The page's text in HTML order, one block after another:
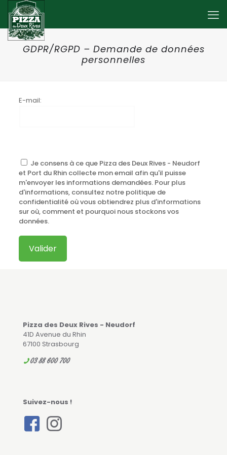
GDPR/RGPD – Demande de données
personnelles
E-mail:
Je consens à ce que Pizza des Deux Rives - Neudorf
et Port du Rhin collecte mon email afin qu'il puisse
m'envoyer les informations demandées. Pour plus
d'informations, consultez notre politique de
confidentialité où vous obtiendrez plus d'informations
sur où, comment et pourquoi nous stockons vos
données.
Pizza des Deux Rives - Neudorf
41D Avenue du Rhin
67100 Strasbourg
03 88 600 700
Suivez-nous !